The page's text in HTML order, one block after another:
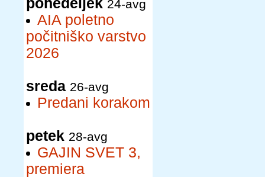
ponedeljek 24-avg
AIA poletno
počitniško varstvo
2026
sreda 26-avg
Predani korakom
petek 28-avg
GAJIN SVET 3,
premiera